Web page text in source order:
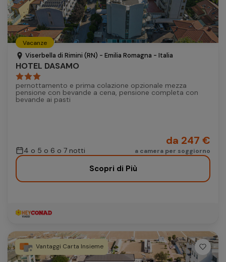
Vacanze
Viserbella di Rimini (RN) - Emilia Romagna - Italia
HOTEL DASAMO
pernottamento e prima colazione opzionale mezza
pensione con bevande a cena, pensione completa con
bevande ai pasti
4 o 5 o 6 o 7 notti
da 247 €
a camera per soggiorno
Scopri di Più
Vantaggi Carta Insieme